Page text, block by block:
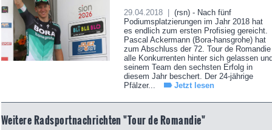
29.04.2018 |
(rsn) - Nach fünf
Podiumsplatzierungen im Jahr 2018 hat
es endlich zum ersten Profisieg gereicht.
Pascal Ackermann (Bora-hansgrohe) hat
zum Abschluss der 72. Tour de Romandie
alle Konkurrenten hinter sich gelassen
seinem Team den sechsten Erfolg in
diesem Jahr beschert. Der 24-jährige
Pfälzer...
Jetzt lesen
Weitere Radsportnachrichten "Tour de Romandie"